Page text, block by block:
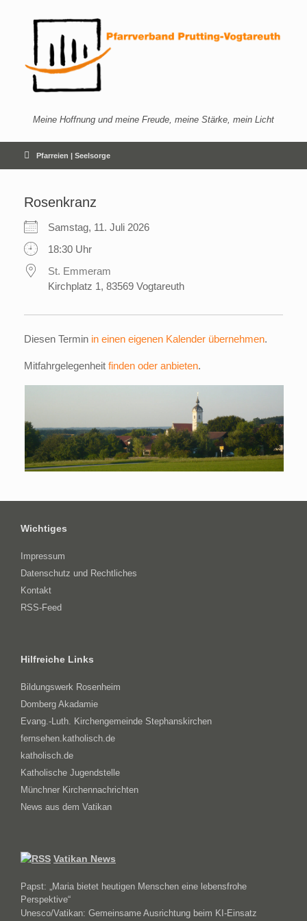
Meine Hoffnung und meine Freude, meine Stärke, mein Licht
Pfarreien | Seelsorge
Rosenkranz
Samstag, 11. Juli 2026
18:30 Uhr
St. Emmeram
Kirchplatz 1, 83569 Vogtareuth
Diesen Termin in einen eigenen Kalender übernehmen.
Mitfahrgelegenheit finden oder anbieten.
Wichtiges
Impressum
Datenschutz und Rechtliches
Kontakt
RSS-Feed
Hilfreiche Links
Bildungswerk Rosenheim
Domberg Akadamie
Evang.-Luth. Kirchengemeinde Stephanskirchen
fernsehen.katholisch.de
katholisch.de
Katholische Jugendstelle
Münchner Kirchennachrichten
News aus dem Vatikan
Vatikan News
Papst: „Maria bietet heutigen Menschen eine lebensfrohe
Perspektive“
Unesco/Vatikan: Gemeinsame Ausrichtung beim KI-Einsatz